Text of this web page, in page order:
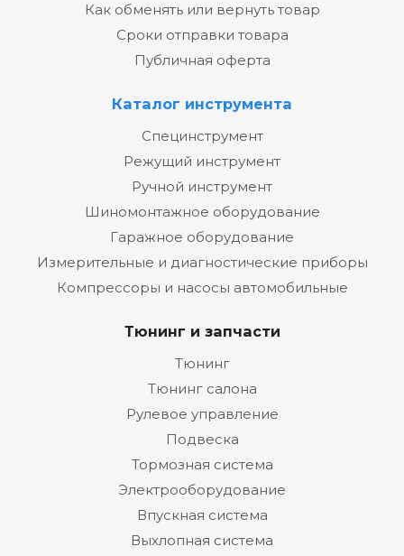
Как обменять или вернуть товар
Сроки отправки товара
Публичная оферта
Каталог инструмента
Специнструмент
Режущий инструмент
Ручной инструмент
Шиномонтажное оборудование
Гаражное оборудование
Измерительные и диагностические приборы
Компрессоры и насосы автомобильные
Тюнинг и запчасти
Тюнинг
Тюнинг салона
Рулевое управление
Подвеска
Тормозная система
Электрооборудование
Впускная система
Выхлопная система